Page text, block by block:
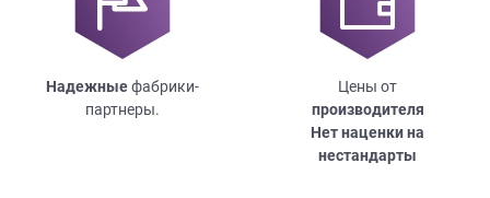
Надежныефабрики-
партнеры.
Цены от
производителя
Нет наценки на
нестандарты